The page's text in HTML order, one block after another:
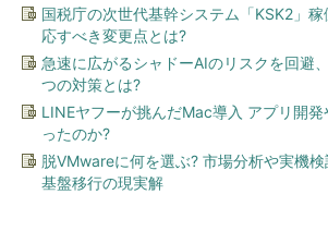
国税庁の次世代基幹システム「KSK2」
応すべき変更点とは?
急速に広がるシャドーAIのリスクを回避
つの対策とは?
LINEヤフーが挑んだMac導入 アプリ開
ったのか?
脱VMwareに何を選ぶ? 市場分析や実機
基盤移行の現実解